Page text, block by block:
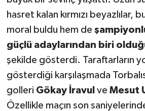
hasret kalan kırmızı beyazlılar,
moral buldu hem de
güçlü adaylarından biri
şekilde gösterdi. Taraftarların
gösterdiği karşılaşmada
golleri Gökay İravul ve Mesut
Özellikle maçın son